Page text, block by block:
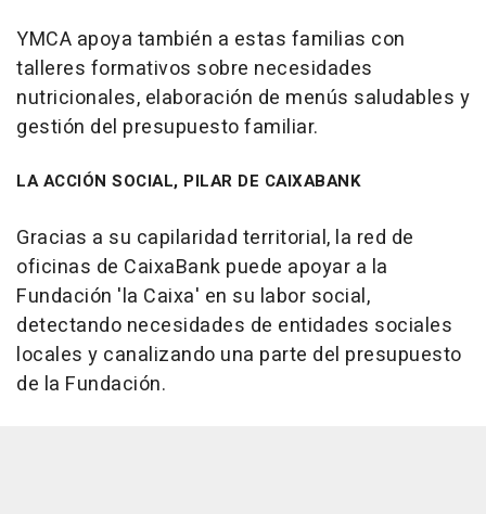
YMCA apoya también a estas familias con
talleres formativos sobre necesidades
nutricionales, elaboración de menús saludables y
gestión del presupuesto familiar.
LA ACCIÓN SOCIAL, PILAR DE CAIXABANK
Gracias a su capilaridad territorial, la red de
oficinas de CaixaBank puede apoyar a la
Fundación 'la Caixa' en su labor social,
detectando necesidades de entidades sociales
locales y canalizando una parte del presupuesto
de la Fundación.